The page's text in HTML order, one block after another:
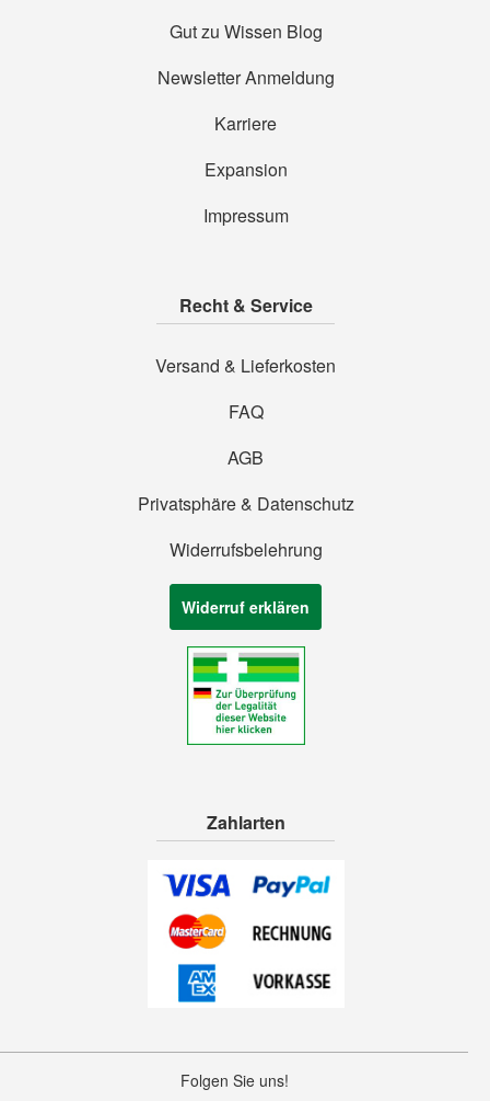
Gut zu Wissen Blog
Newsletter Anmeldung
Karriere
Expansion
Impressum
Recht & Service
Versand & Lieferkosten
FAQ
AGB
Privatsphäre & Datenschutz
Widerrufsbelehrung
Widerruf erklären
Zahlarten
Folgen Sie uns!